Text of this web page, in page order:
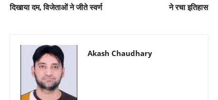
दिखाया दम, विजेताओं ने जीते स्वर्ण
ने रचा इतिहास
Akash Chaudhary